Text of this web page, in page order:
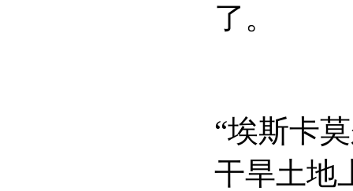
了。
“埃斯卡
干旱土地